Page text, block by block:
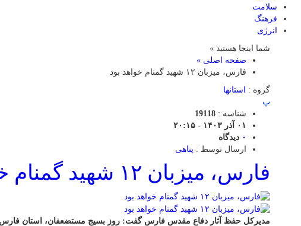
سلامت
فرهنگ
انرژی
شما اینجا هستید »
صفحه اصلی »
فارس، میزبان ۱۲ شهید گمنام خواهد بود
گروه :
استانها
پ
شناسه : 19118
۰۱ آذر ۱۴۰۳ - ۲۰:۱۵
۰ دیدگاه
ارسال توسط : پناهی
فارس، میزبان ۱۲ شهید گمنام خواهد بود